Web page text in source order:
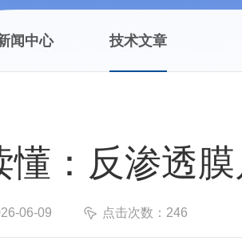
闻中心 技术文章
懂：反渗透
06-09 点击次数：246